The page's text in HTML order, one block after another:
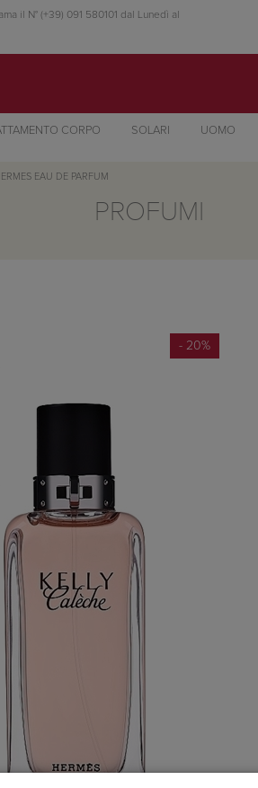
il N° (+39) 091 580101 dal Lunedì al
CORPO SOLARI UOMO
EAU DE PARFUM
PROFUMI
- 20%